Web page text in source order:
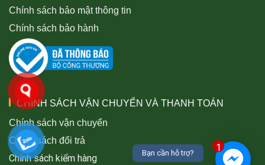
Chính sách bảo mật thông tin
Chính sách bảo hành
CHÍNH SÁCH VẬN CHUYỂN VÀ THANH TOÁN
Chính sách vận chuyển
Chính sách đổi trả
Chính sách kiểm hàng
1
Bạn cần hỗ trợ?